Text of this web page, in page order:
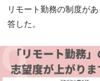
リモート勤務の制度が
答した。